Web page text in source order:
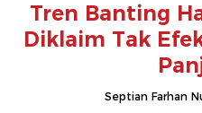
Tren Banting
Diklaim Tak
Septian Farhan